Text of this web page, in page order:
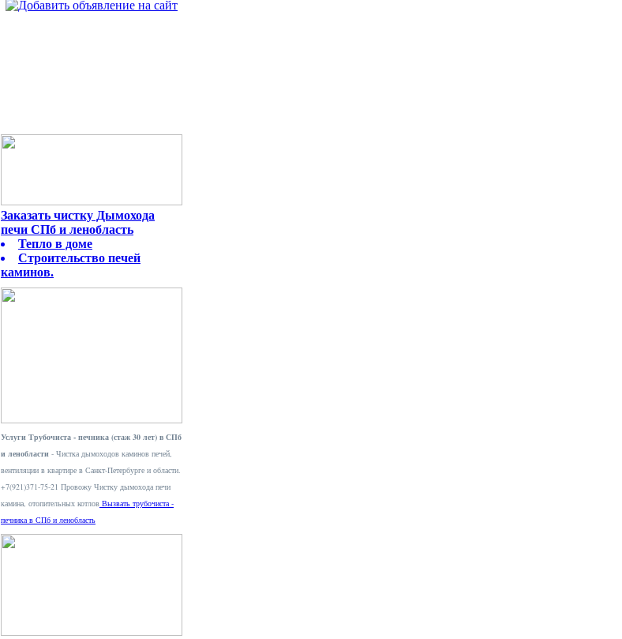
Заказать чистку Дымохода
печи СПб и ленобласть
Тепло в доме
Строительство печей
каминов.
Услуги Трубочиста - печника (стаж 30 лет) в СПб
и ленобласти - Чистка дымоходов каминов печей,
вентиляции в квартире в Санкт-Петербурге и области.
+7(921)371-75-21 Провожу Чистку дымохода печи
камина, отопительных котлов Вызвать трубочиста -
печника в СПб и ленобласть